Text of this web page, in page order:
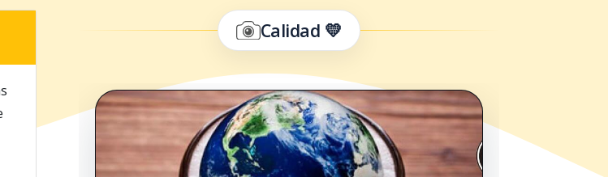
Calidad 💛